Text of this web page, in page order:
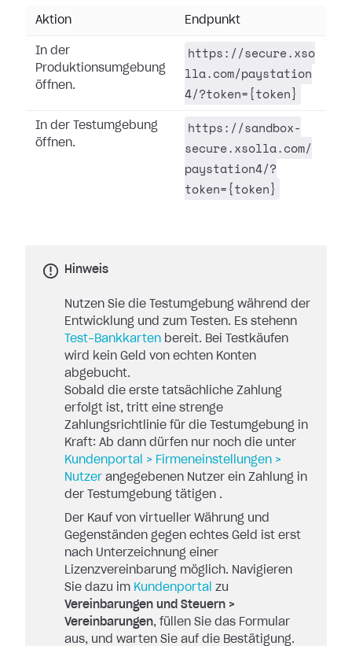
Aktion Endpunkt
In der
Produktionsumgebung
öffnen.
https://secure.xso
lla.com/paystation
4/?token={token}
In der Testumgebung
öffnen.
https://sandbox-
secure.xsolla.com/
paystation4/?
token={token}
Hinweis
Nutzen Sie die Testumgebung während der
Entwicklung und zum Testen. Es stehenn
Test-Bankkarten bereit. Bei Testkäufen
wird kein Geld von echten Konten
abgebucht.
Sobald die erste tatsächliche Zahlung
erfolgt ist, tritt eine strenge
Zahlungsrichtlinie für die Testumgebung in
Kraft: Ab dann dürfen nur noch die unter
Kundenportal > Firmeneinstellungen >
Nutzer angegebenen Nutzer ein Zahlung in
der Testumgebung tätigen .
Der Kauf von virtueller Währung und
Gegenständen gegen echtes Geld ist erst
nach Unterzeichnung einer
Lizenzvereinbarung möglich. Navigieren
Sie dazu im Kundenportal zu
Vereinbarungen und Steuern >
Vereinbarungen, füllen Sie das Formular
aus, und warten Sie auf die Bestätigung.